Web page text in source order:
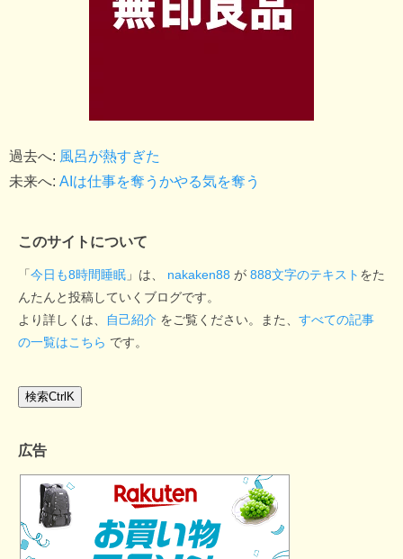
過去へ: 風呂が熱すぎた
未来へ: AIは仕事を奪うかやる気を奪う
このサイトについて
「今日も8時間睡眠 」は、 nakaken88 が 888文字のテキスト をた
んたんと投稿していくブログです。
より詳しくは、
自己紹介 をご覧ください。また、 すべての記事
の一覧はこちら です。
検索Ctrl K
広告